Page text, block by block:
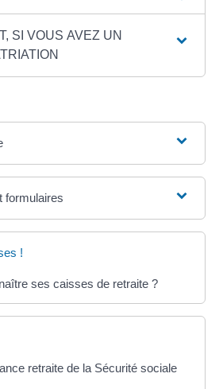
SI VOUS AVEZ UN
formulaires
!
ses caisses de retraite ?
retraite de la Sécurité sociale